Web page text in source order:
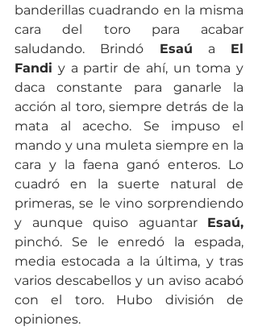
banderillas cuadrando en la misma
cara del toro para acabar
saludando. Brindó Esaú a El
Fandi y a partir de ahí, un toma y
daca constante para ganarle la
acción al toro, siempre detrás de la
mata al acecho. Se impuso el
mando y una muleta siempre en la
cara y la faena ganó enteros. Lo
cuadró en la suerte natural de
primeras, se le vino sorprendiendo
y aunque quiso aguantar Esaú,
pinchó. Se le enredó la espada,
media estocada a la última, y tras
varios descabellos y un aviso acabó
con el toro. Hubo división de
opiniones.